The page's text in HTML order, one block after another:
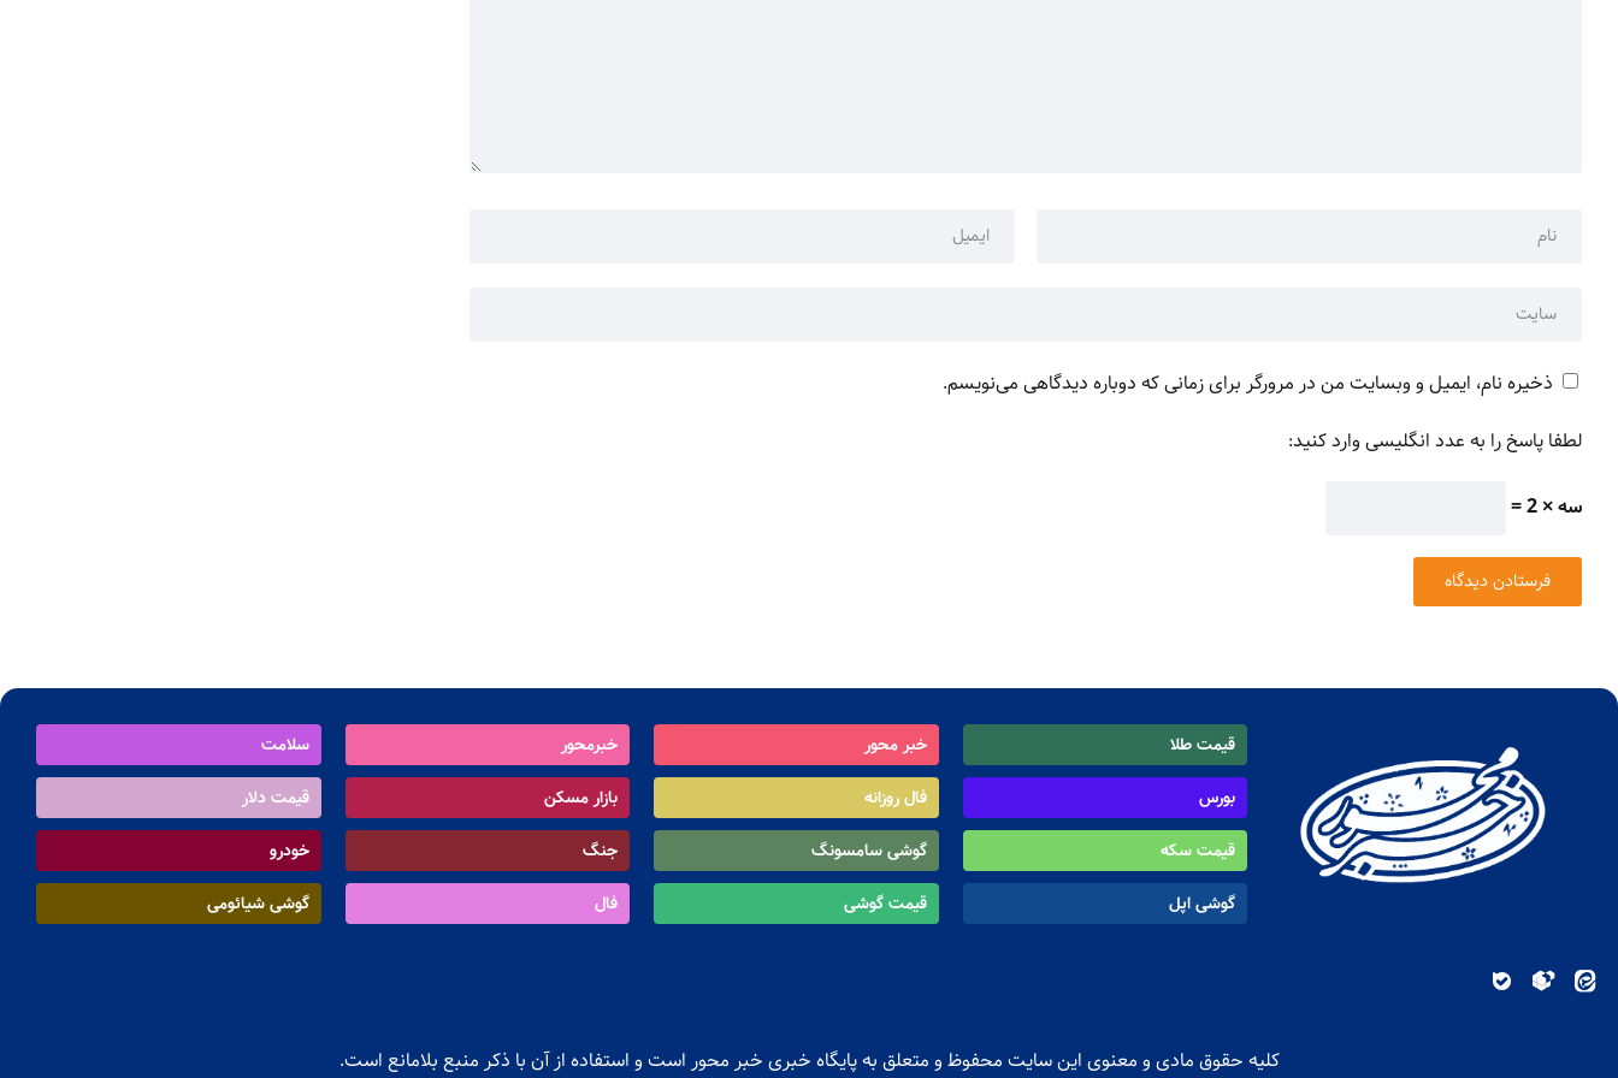
ذخیره نام، ایمیل و وبسایت من در مرورگر برای زمانی که دوباره دیدگاهی می‌نویسم.
لطفا پاسخ را به عدد انگلیسی وارد کنید:
سه × 2 =
قیمت طلا خبر محور خبرمحور
سلامت
بورس
فال روزانه بازار مسکن
قیمت دلار
قیمت سکه
گوشی سامسونگ جنگ
خودرو
گوشی اپل
قیمت گوشی فال گوشی شیائومی
کلیه حقوق مادی و معنوی این سایت محفوظ و متعلق به پایگاه خبری خبر محور است و استفاده از آن با ذکر منبع بلامانع است.